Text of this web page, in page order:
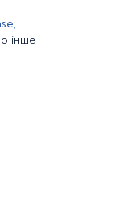
інше